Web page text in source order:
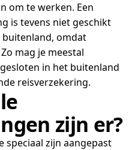
om te werken. Een
is tevens niet geschikt
omdat
mag je meestal
in het buitenland
reisverzekering.
zijn er?
speciaal zijn aangepast